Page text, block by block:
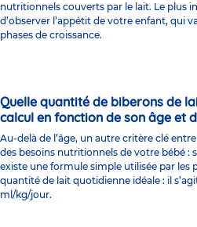
nutritionnels couverts par le lait. Le plus
d’observer l’appétit de votre enfant, qui
phases de croissance.
Quelle quantité de biberons de
calcul en fonction de son âge et
Au-delà de l’âge, un autre critère clé
des besoins nutritionnels de votre bébé :
existe une formule simple utilisée par les
quantité de lait quotidienne idéale : il
ml/kg/jour.